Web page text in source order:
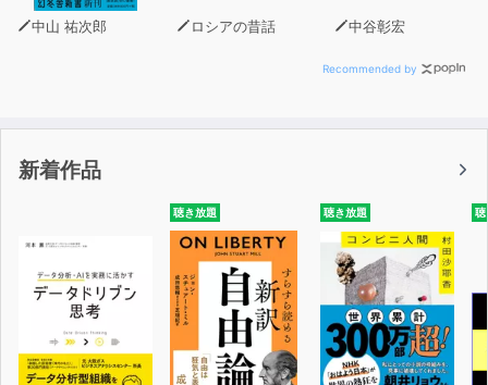
中山 祐次郎 ロシアの昔話 中谷彰宏
Recommended by
新着作品
聴き放題 聴き放題 聴